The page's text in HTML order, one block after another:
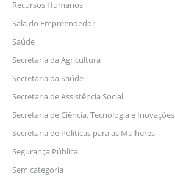
Recursos Humanos
Sala do Empreendedor
Saúde
Secretaria da Agricultura
Secretaria da Saúde
Secretaria de Assistência Social
Secretaria de Ciência, Tecnologia e Inovações
Secretaria de Políticas para as Mulheres
Segurança Pública
Sem categoria